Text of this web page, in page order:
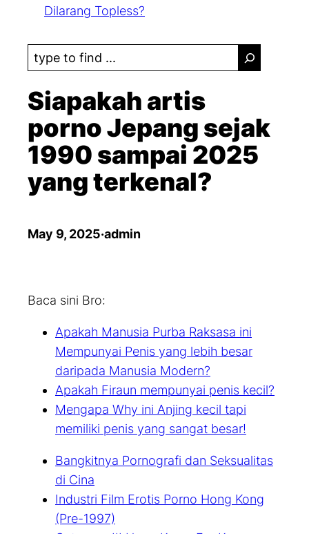
Dilarang Topless?
S
e
a
r
c
h
Siapakah artis
porno Jepang sejak
1990 sampai 2025
yang terkenal?
May 9, 2025·admin
Baca sini Bro:
Apakah Manusia Purba Raksasa ini
Mempunyai Penis yang lebih besar
daripada Manusia Modern?
Apakah Firaun mempunyai penis kecil?
Mengapa Why ini Anjing kecil tapi
memiliki penis yang sangat besar!
Bangkitnya Pornografi dan Seksualitas
di Cina
Industri Film Erotis Porno Hong Kong
(Pre-1997)